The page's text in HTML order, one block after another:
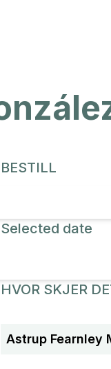
BESTILL
Selected date
HVOR SKJER
Astrup Fearnley